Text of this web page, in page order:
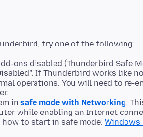
ons disabled (Thunderbird Safe
If Thunderbird works like
operations. You will need to re-
in safe mode with Networking.
while enabling an Internet
to start in safe mode: Windows